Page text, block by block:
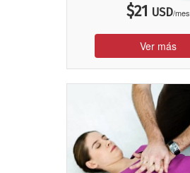
$21 USD/mes
Ver más